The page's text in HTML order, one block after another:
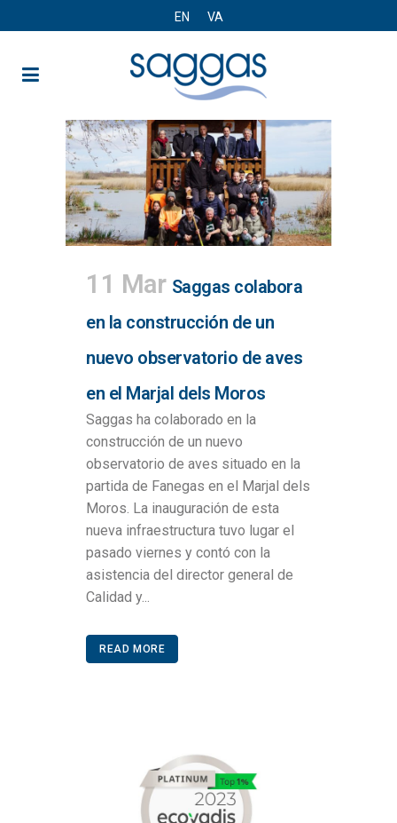
EN VA
11 Mar Saggas colabora
en la construcción de un
nuevo observatorio de aves
en el Marjal dels Moros
Saggas ha colaborado en la
construcción de un nuevo
observatorio de aves situado en la
partida de Fanegas en el Marjal dels
Moros. La inauguración de esta
nueva infraestructura tuvo lugar el
pasado viernes y contó con la
asistencia del director general de
Calidad y...
READ MORE